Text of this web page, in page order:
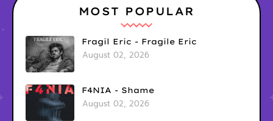
MOST POPULAR
Fragil Eric - Fragile Eric
August 02, 2026
F4NIA - Shame
August 02, 2026